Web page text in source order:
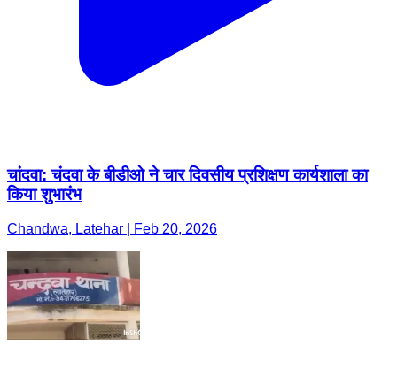
चांदवा: चंदवा के बीडीओ ने चार दिवसीय प्रशिक्षण कार्यशाला का
किया शुभारंभ
Chandwa, Latehar | Feb 20, 2026